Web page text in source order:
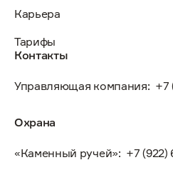
Карьера
Тарифы
Контакты
Управляющая компания: +7
Охрана
«Каменный ручей»: +7 (922)